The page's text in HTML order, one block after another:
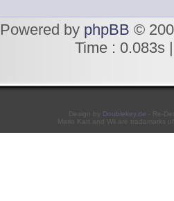
Powered by phpBB ©
Time : 0.083s
Design by Doublekey.de - Re-
Mario Kart and Wii are trademarks